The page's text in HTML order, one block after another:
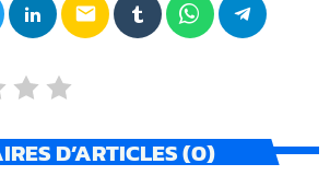
email
D’ARTICLES (0)